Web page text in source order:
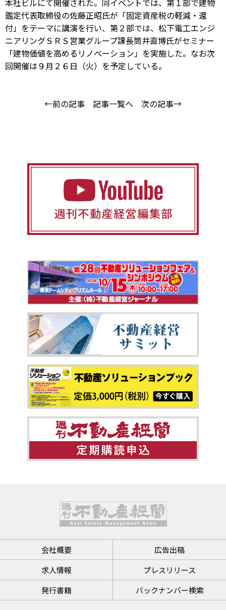
本社ビルにて開催された。同イベントでは、第１部で建物
鑑定代表取締役の佐藤正昭氏が「固定資産税の軽減・還
付」をテーマに講演を行い、第２部では、松下電工エンジ
ニアリングＳＲＳ営業グループ課長筒井直博氏がセミナー
「建物価値を高めるリノベーション」を実施した。なお次
回開催は９月２６日（火）を予定している。
←前の記事 記事一覧へ 次の記事→
会社概要
広告出稿
求人情報
プレスリリース
発行書籍
バックナンバー検索